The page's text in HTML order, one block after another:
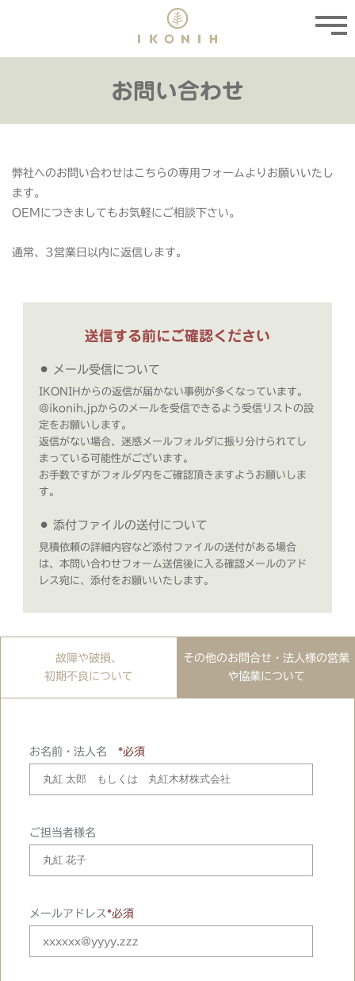
お問い合わせ
弊社へのお問い合わせはこちらの専用フォームよりお願いいたし
ます。
OEMにつきましてもお気軽にご相談下さい。
通常、3営業日以内に返信します。
送信する前にご確認ください
⚫︎ メール受信について
IKONIHからの返信が届かない事例が多くなっています。
＠ikonih.jpからのメールを受信できるよう受信リストの設
定をお願いします。
返信がない場合、迷惑メールフォルダに振り分けられてし
まっている可能性がございます。
お手数ですがフォルダ内をご確認頂きますようお願いしま
す。
⚫︎ 添付ファイルの送付について
見積依頼の詳細内容など添付ファイルの送付がある場合
は、本問い合わせフォーム送信後に入る確認メールのアド
レス宛に、添付をお願いいたします。
故障や破損、
初期不良について
その他のお問合せ・法人様の営業
や協業について
お名前・法人名 *必須
ご担当者様名
メールアドレス*必須